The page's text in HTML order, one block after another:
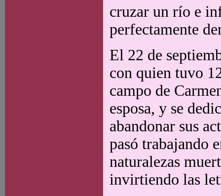
cruzar un río e
perfectamente
El 22 de
con quien tuvo
campo de
esposa, y se
abandonar sus
pasó trabajando
naturalezas
invirtiendo las